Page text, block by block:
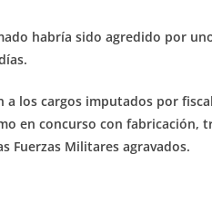
habría sido agredido por
a los cargos imputados por
en concurso con fabricación,
Fuerzas Militares agravados.